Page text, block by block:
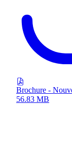
Brochure -
56.83 MB